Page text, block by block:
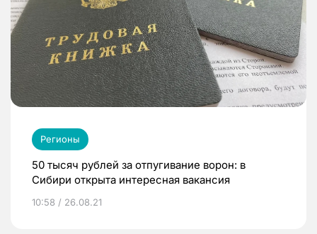
Регионы
50 тысяч рублей за отпугивание ворон: в
Сибири открыта интересная вакансия
10:58 / 26.08.21